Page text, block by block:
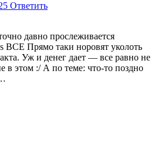
Ответить
давно прослеживается
ВСЕ Прямо таки норовят уколоть
Уж и денег дает — все равно не
в этом :/ А по теме: что-то поздно